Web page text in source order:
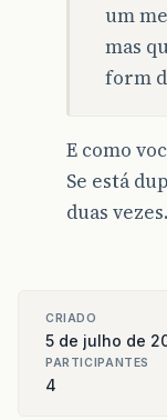
um
mas
form
E como
Se está
duas vezes.
CRIADO
5 de julho de
PARTICIPANTES
4